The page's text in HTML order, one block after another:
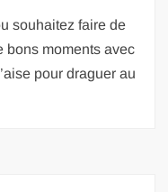
souhaitez faire de
bons moments avec
pour draguer au